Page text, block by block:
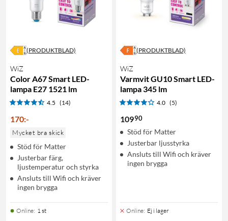
(PRODUKTBLAD)
WiZ
Color A67 Smart LED-
lampa E27 1521 lm
4.5 (14)
170:-
Mycket bra skick
Stöd för Matter
Justerbar färg,
ljustemperatur och styrka
Ansluts till Wifi och kräver
ingen brygga
Online: 1 st
(PRODUKTBLAD)
WiZ
Varmvit GU10 Smart LED-
lampa 345 lm
4.0 (5)
10990
Stöd för Matter
Justerbar ljusstyrka
Ansluts till Wifi och kräver
ingen brygga
Online: Ej i lager